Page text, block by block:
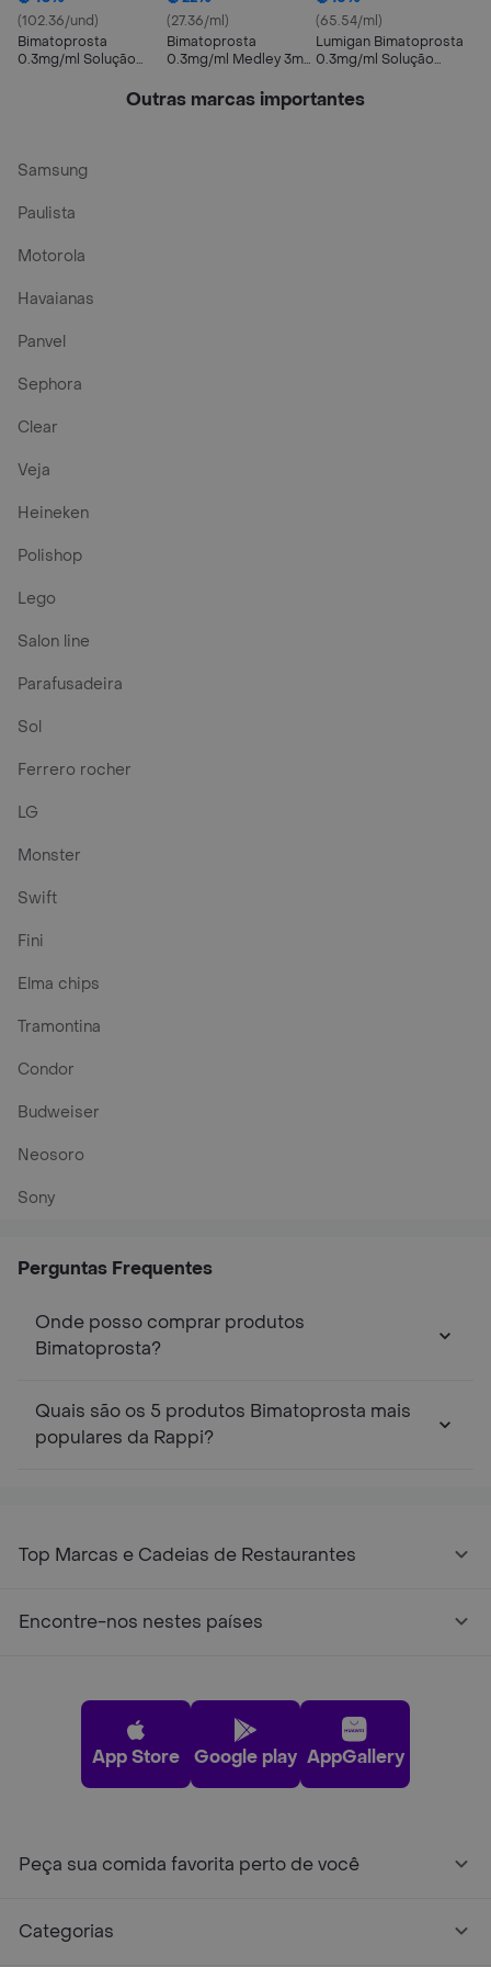
(102.36/und)
Bimatoprosta
0.3mg/ml Solução
(27.36/ml)
Bimatoprosta
0.3mg/ml Medley 3ml
Estéril
(65.54/ml)
Lumigan Bimatoprosta
0.3mg/ml Solução
Adulto
Outras marcas importantes
Samsung
Paulista
Motorola
Havaianas
Panvel
Sephora
Clear
Veja
Heineken
Polishop
Lego
Salon line
Parafusadeira
Sol
Ferrero rocher
LG
Monster
Swift
Fini
Elma chips
Tramontina
Condor
Budweiser
Neosoro
Sony
Perguntas Frequentes
Onde posso comprar produtos
Bimatoprosta?
Quais são os 5 produtos Bimatoprosta mais
populares da Rappi?
Top Marcas e Cadeias de Restaurantes
Encontre-nos nestes países
App Store Google play AppGallery
Peça sua comida favorita perto de você
Categorias